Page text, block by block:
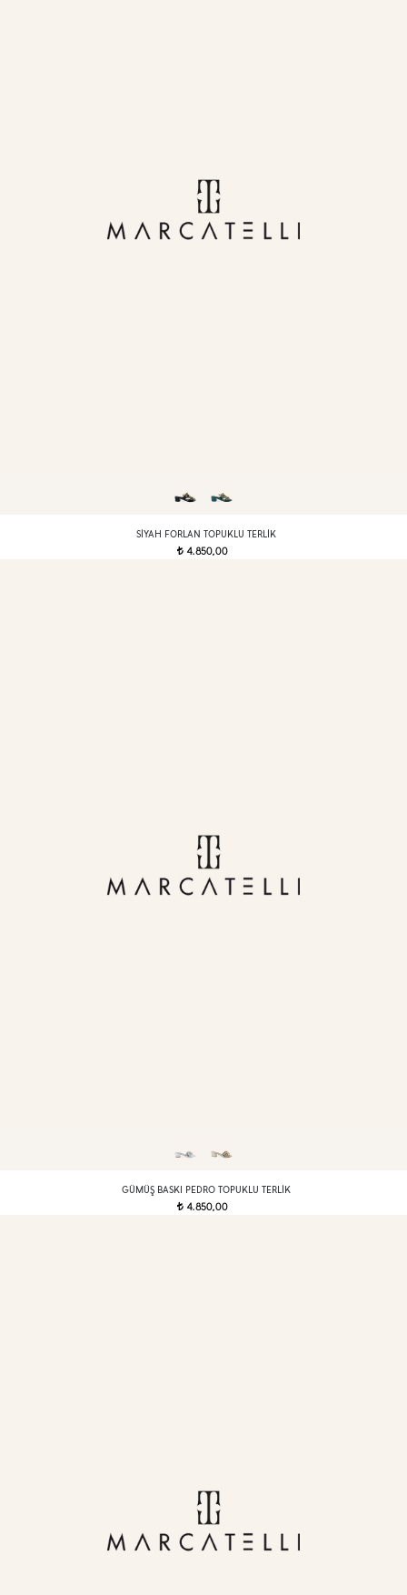
SIYAH FORLAN TOPUKLU TERLIK
t 4.850,00
GÜMÜŞ BASKI PEDRO TOPUKLU TERLIK
t 4.850,00